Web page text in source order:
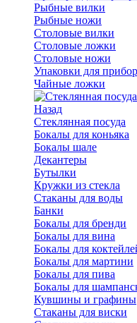
Рыбные вилки
Рыбные ножи
Столовые вилки
Столовые ложки
Столовые ножи
Упаковки для
Чайные ложки
Назад
Стеклянная посуда
Бокалы для коньяка
Бокалы шале
Декантеры
Бутылки
Кружки из стекла
Стаканы для воды
Банки
Бокалы для бренди
Бокалы для вина
Бокалы для
Бокалы для мартини
Бокалы для пива
Бокалы для
Кувшины и графины
Стаканы для виски